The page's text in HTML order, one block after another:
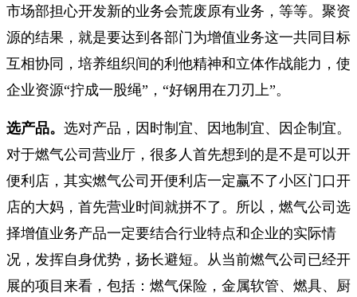
市场部担心开发新的业务会荒废原有业务，等等。聚资
源的结果，就是要达到各部门为增值业务这一共同目标
互相协同，培养组织间的利他精神和立体作战能力，使
企业资源“拧成一股绳”，“好钢用在刀刃上”。
选产品。 选对产品，因时制宜、因地制宜、因企制宜。
对于燃气公司营业厅，很多人首先想到的是不是可以开
便利店，其实燃气公司开便利店一定赢不了小区门口开
店的大妈，首先营业时间就拼不了。所以，燃气公司选
择增值业务产品一定要结合行业特点和企业的实际情
况，发挥自身优势，扬长避短。从当前燃气公司已经开
展的项目来看，包括：燃气保险，金属软管、燃具、厨